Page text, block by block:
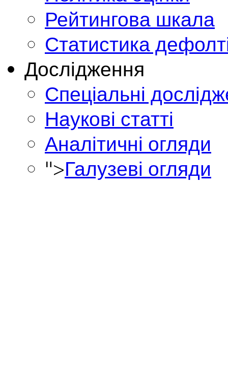
Рейтингова шкала
Статистика
Дослідження
Спеціальні
Наукові статті
Аналітичні огляди
">Галузеві огляди